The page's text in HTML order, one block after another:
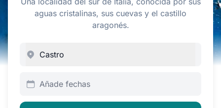
Polski
aguas cristalinas, sus cuevas y el castillo
aragonés.
Añade fechas